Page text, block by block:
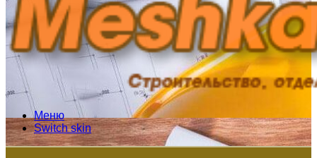
Меню
Switch skin